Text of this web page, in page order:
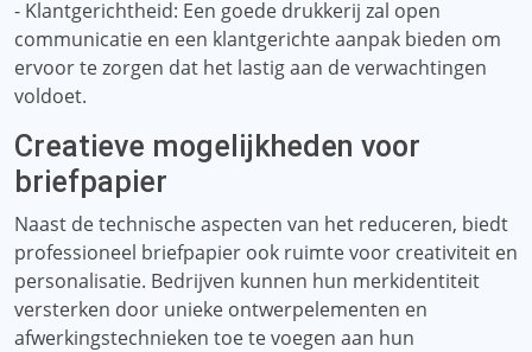
- Klantgerichtheid: Een goede drukkerij zal open
communicatie en een klantgerichte aanpak bieden om
ervoor te zorgen dat het lastig aan de verwachtingen
voldoet.
Creatieve mogelijkheden voor
briefpapier
Naast de technische aspecten van het reduceren, biedt
professioneel briefpapier ook ruimte voor creativiteit en
personalisatie. Bedrijven kunnen hun merkidentiteit
versterken door unieke ontwerpelementen en
afwerkingstechnieken toe te voegen aan hun